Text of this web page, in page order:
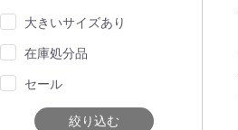
大きいサイズあり
在庫処分品
セール
絞り込む